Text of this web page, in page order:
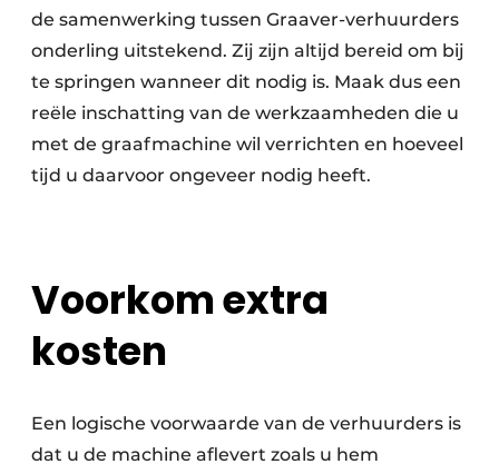
de samenwerking tussen Graaver-verhuurders
onderling uitstekend. Zij zijn altijd bereid om bij
te springen wanneer dit nodig is. Maak dus een
reële inschatting van de werkzaamheden die u
met de graafmachine wil verrichten en hoeveel
tijd u daarvoor ongeveer nodig heeft.
Voorkom extra
kosten
Een logische voorwaarde van de verhuurders is
dat u de machine aflevert zoals u hem